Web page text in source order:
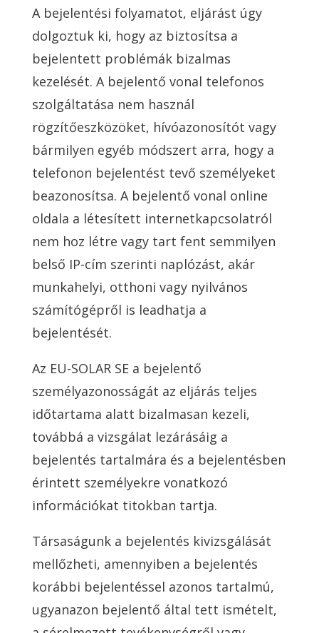
A bejelentési folyamatot, eljárást úgy
dolgoztuk ki, hogy az biztosítsa a
bejelentett problémák bizalmas
kezelését. A bejelentő vonal telefonos
szolgáltatása nem használ
rögzítőeszközöket, hívóazonosítót vagy
bármilyen egyéb módszert arra, hogy a
telefonon bejelentést tevő személyeket
beazonosítsa. A bejelentő vonal online
oldala a létesített internetkapcsolatról
nem hoz létre vagy tart fent semmilyen
belső IP-cím szerinti naplózást, akár
munkahelyi, otthoni vagy nyilvános
számítógépről is leadhatja a
bejelentését.
Az EU-SOLAR SE a bejelentő
személyazonosságát az eljárás teljes
időtartama alatt bizalmasan kezeli,
továbbá a vizsgálat lezárásáig a
bejelentés tartalmára és a bejelentésben
érintett személyekre vonatkozó
információkat titokban tartja.
Társaságunk a bejelentés kivizsgálását
mellőzheti, amennyiben a bejelentés
korábbi bejelentéssel azonos tartalmú,
ugyanazon bejelentő által tett ismételt,